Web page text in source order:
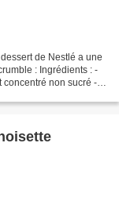
de Nestlé a une
: Ingrédients : -
non sucré - 2